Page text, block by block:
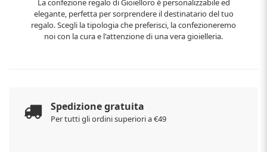
La confezione regalo di Gioielloro è personalizzabile ed
elegante, perfetta per sorprendere il destinatario del tuo
regalo. Scegli la tipologia che preferisci, la confezioneremo
noi con la cura e l'attenzione di una vera gioielleria.
Spedizione gratuita
Per tutti gli ordini superiori a €49